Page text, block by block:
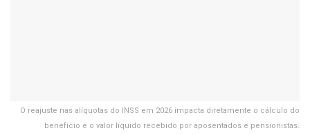
O reajuste nas alíquotas do INSS em 2026 impacta diretamente o cálculo do
benefício e o valor líquido recebido por aposentados e pensionistas.